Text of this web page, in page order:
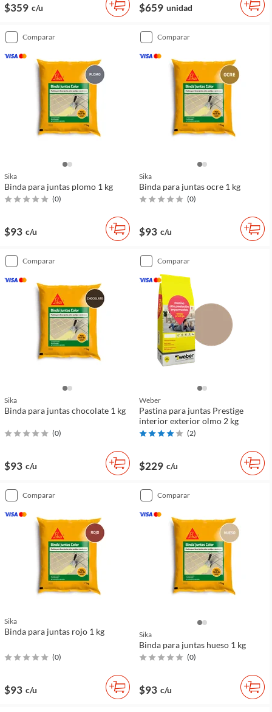
$359 c/u $659 unidad
comparar
Sika
Binda para juntas plomo 1 kg
(0)
$93 c/u
comparar
Sika
Binda para juntas ocre 1 kg
(0)
$93 c/u
comparar
Sika
Binda para juntas chocolate 1 kg
(0)
$93 c/u
comparar
Weber
Pastina para juntas Prestige
interior exterior olmo 2 kg
(2)
$229 c/u
comparar
Sika
Binda para juntas rojo 1 kg
(0)
$93 c/u
comparar
Sika
Binda para juntas hueso 1 kg
(0)
$93 c/u